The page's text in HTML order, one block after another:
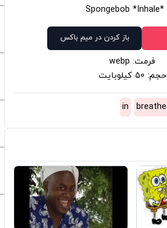
Spongebob *Inhale*
باز کردن در میم باکس
فرمت: webp
حجم: 50 کیلوبایت
in